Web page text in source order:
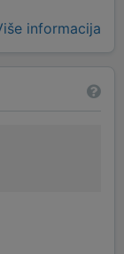
informacija